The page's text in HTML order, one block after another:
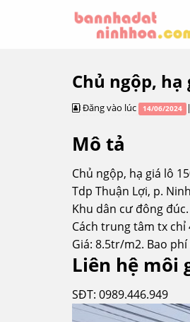
Chủ ngộp,
Đăng vào lúc 14/06/2024 |
Mô tả
Chủ ngộp, hạ giá lô
Tdp Thuận Lợi, p.
Khu dân cư đông
Cách trung tâm tx chỉ
Giá: 8.5tr/m2. Bao phí
Liên hệ môi
SĐT: 0989.446.949